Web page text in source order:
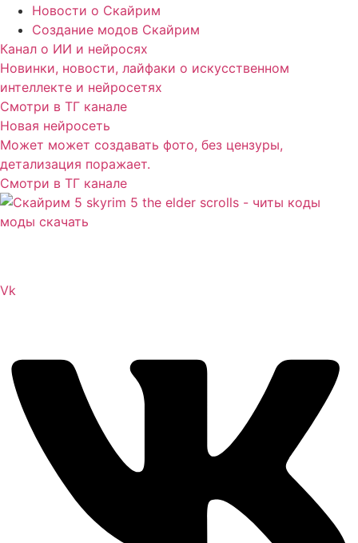
Новости о Скайрим
Создание модов Скайрим
Канал о ИИ и нейросях
Новинки, новости, лайфаки о искусственном
интеллекте и нейросетях
Смотри в ТГ канале
Новая нейросеть
Может может создавать фото, без цензуры,
детализация поражает.
Смотри в ТГ канале
Vk